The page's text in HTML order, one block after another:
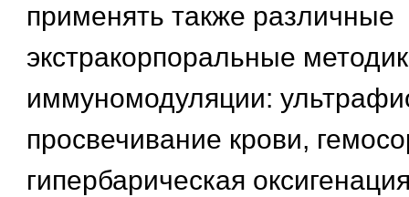
применять также различные
экстракорпоральные
иммуномодуляции:
просвечивание крови,
гипербарическая